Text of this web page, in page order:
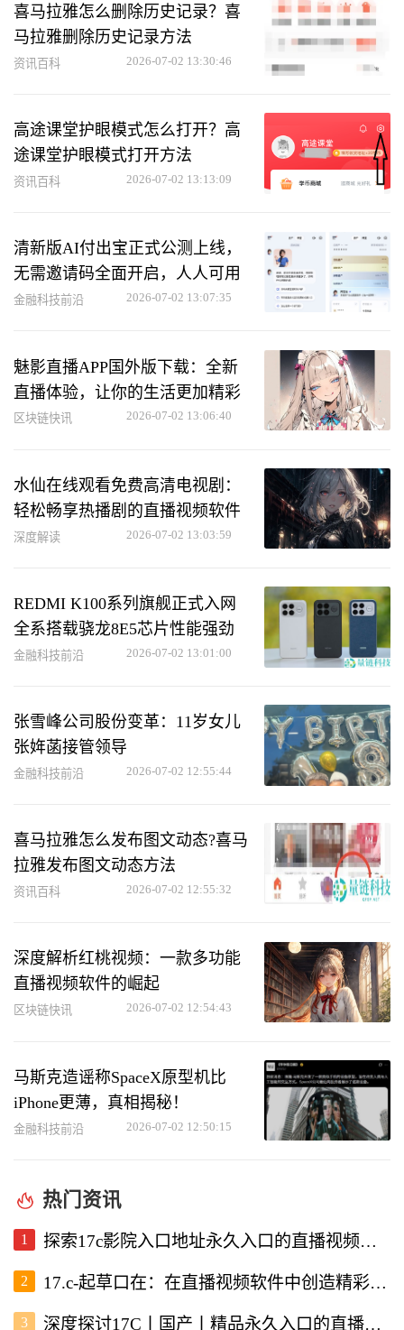
喜马拉雅怎么删除历史记录？喜
马拉雅删除历史记录方法
资讯百科 2026-07-02 13:30:46
高途课堂护眼模式怎么打开？高
途课堂护眼模式打开方法
资讯百科 2026-07-02 13:13:09
清新版AI付出宝正式公测上线，
无需邀请码全面开启，人人可用
金融科技前沿 2026-07-02 13:07:35
魅影直播APP国外版下载：全新
直播体验，让你的生活更加精彩
区块链快讯 2026-07-02 13:06:40
水仙在线观看免费高清电视剧：
轻松畅享热播剧的直播视频软件
深度解读 2026-07-02 13:03:59
REDMI K100系列旗舰正式入网
全系搭载骁龙8E5芯片性能强劲
金融科技前沿 2026-07-02 13:01:00
张雪峰公司股份变革：11岁女儿
张姩菡接管领导
金融科技前沿 2026-07-02 12:55:44
喜马拉雅怎么发布图文动态?喜马
拉雅发布图文动态方法
资讯百科 2026-07-02 12:55:32
深度解析红桃视频：一款多功能
直播视频软件的崛起
区块链快讯 2026-07-02 12:54:43
马斯克造谣称SpaceX原型机比
iPhone更薄，真相揭秘！
金融科技前沿 2026-07-02 12:50:15
热门资讯
1 探索17c影院入口地址永久入口的直播视频软件使用体验
2 17.c-起草口在：在直播视频软件中创造精彩内容的新机遇
3 深度探讨17C丨国产丨精品永久入口的直播视频软件优势与特点